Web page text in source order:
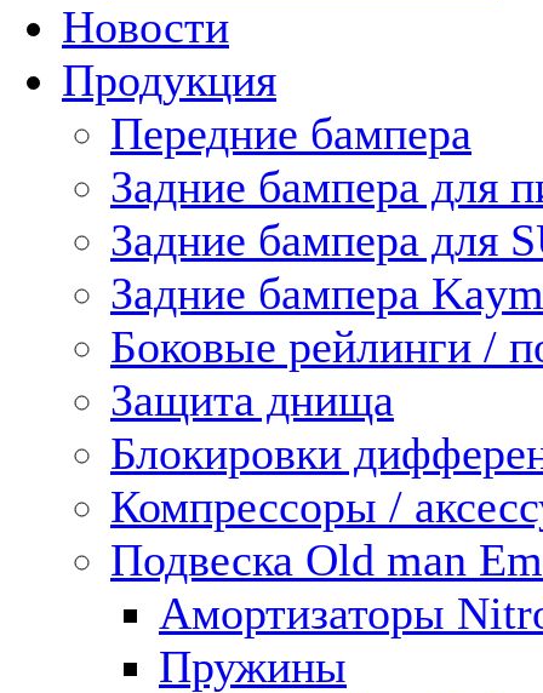
Новости
Продукция
Передние бампера
Задние бампера для
Задние бампера для
Задние бампера
Боковые рейлинги /
Защита днища
Блокировки
Компрессоры /
Подвеска Old man
Амортизаторы
Пружины